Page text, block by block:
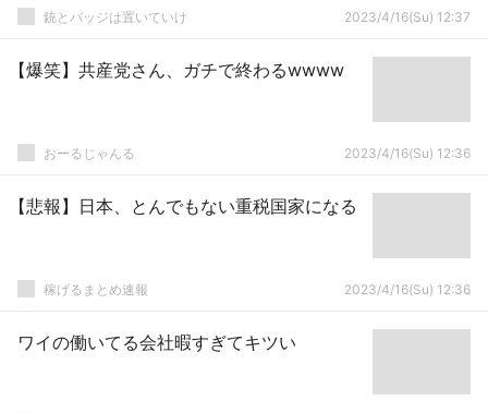
されるのがマジでムカつく」
銃とバッジは置いていけ 2023/4/16(Su) 12:37
【爆笑】共産党さん、ガチで終わるwwww
おーるじゃんる 2023/4/16(Su) 12:36
【悲報】日本、とんでもない重税国家になる
稼げるまとめ速報 2023/4/16(Su) 12:36
ワイの働いてる会社暇すぎてキツい